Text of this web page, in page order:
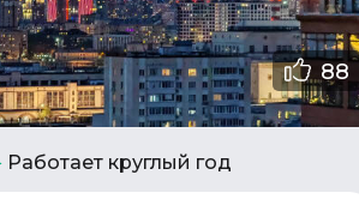
88
Работает круглый год